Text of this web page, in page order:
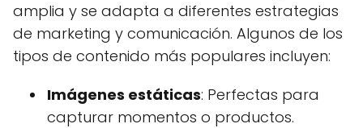
amplia y se adapta a diferentes estrategias
de marketing y comunicación. Algunos de los
tipos de contenido más populares incluyen:
Imágenes estáticas: Perfectas para
capturar momentos o productos.